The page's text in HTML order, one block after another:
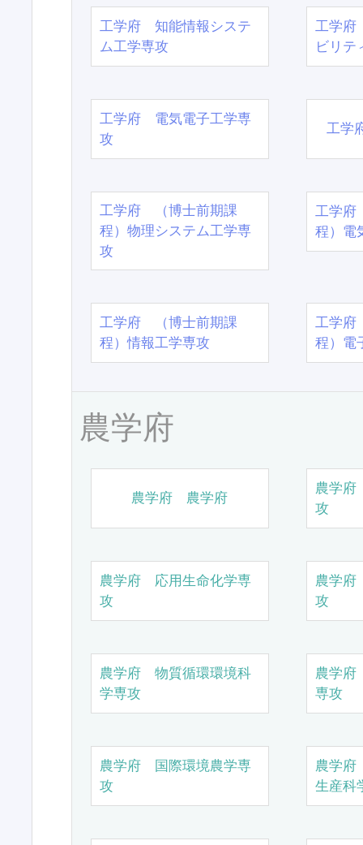
工学府 知能情報システ
ム工学専攻
工学府
ビリテ
工学府 電気電子工学専
攻
工学
工学府 （博士前期課
程）物理システム工学専
攻
工学
程）電
工学府 （博士前期課
程）情報工学専攻
工学
程）電
農学府
農学府 農学府
農学
攻
農学府 応用生命化学専
攻
農学
攻
農学府 物質循環環境科
学専攻
農学
専攻
農学府 国際環境農学専
攻
農学
生産科